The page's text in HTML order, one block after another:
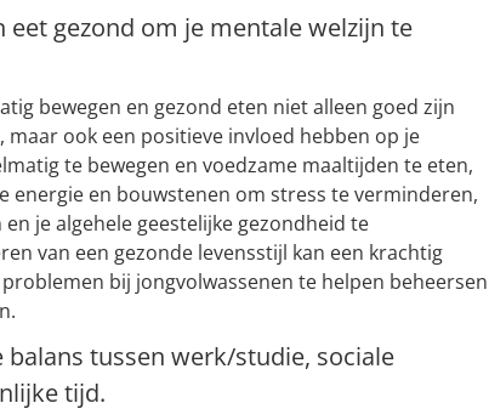
eet gezond om je mentale welzijn te
bewegen en gezond eten niet alleen goed zijn
maar ook een positieve invloed hebben op je
te bewegen en voedzame maaltijden te eten,
energie en bouwstenen om stress te verminderen,
je algehele geestelijke gezondheid te
van een gezonde levensstijl kan een krachtig
bij jongvolwassenen te helpen beheersen
balans tussen werk/studie, sociale
tijd.